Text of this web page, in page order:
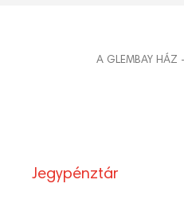
A GLEMBAY HÁZ
Jegypénztár